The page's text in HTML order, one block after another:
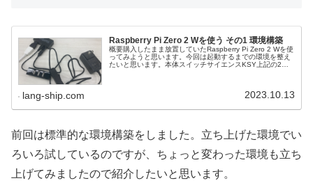
Raspberry Pi Zero 2 Wを使う その1 環境構築
概要購入したまま放置していたRaspberry Pi Zero 2 Wを使
ってみようと思います。今回は起動するまでの環境を整え
たいと思います。本体スイッチサイエンスKSY上記の2社
lang-ship.com 2023.10.13
前回は標準的な環境構築をしました。立ち上げた環境でい
ろいろ試しているのですが、ちょっと変わった環境も立ち
上げてみましたので紹介したいと思います。